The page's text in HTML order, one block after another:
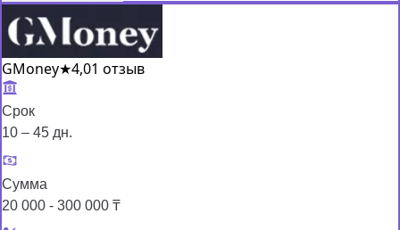
GMoney★4,01 отзыв
Срок
10 – 45 дн.
Сумма
20 000 - 300 000 ₸